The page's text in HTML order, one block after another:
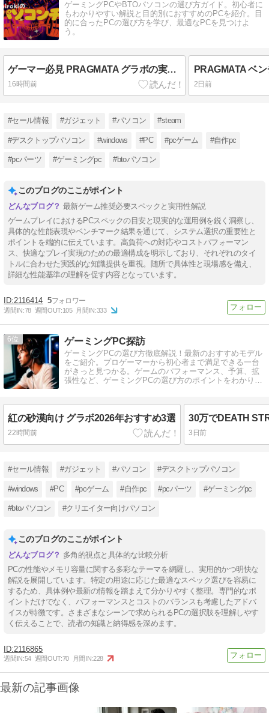
ゲーミングPCやBTOパソコンの選び方ガイド。初心者に
もわかりやすい解説と目的別におすすめのPCを紹介。目
的に合ったPCの選び方を学び、最適なPCを見つけよ
う。
ゲーマー必見 PRAGMATA グラボの実力を検証
16時間前 2日前
#セール情報 #ガジェット #パソコン #steam
#デスクトップパソコン #windows #PC #pcゲーム #自作pc
#pcパーツ #ゲーミングpc #btoパソコン
このブログのここがポイント
最新ゲーム推奨必要スペックと実用性解説
ゲームプレイにおけるPCスペックの目安と現実的な運用例を鋭く洞察し、
具体的な性能表現やベンチマーク結果を通じて、システム選択の重要性と
ポイントを端的に伝えています。高負荷への対応やコストパフォーマン
ス、快適なプレイ実現のための最適構成を明示しており、それぞれのタイ
トルに合わせた実践的な知識提供を重視。随所で具体性と現場感を備え、
詳細な性能基準の理解を促す内容となっています。
2116414 5
週間IN:78 週間OUT:105 月間IN:333
6 ゲーミングPC探訪
ゲーミングPCの選び方徹底解説！最新のおすすめモデル
をご紹介。プロゲーマーから初心者まで満足できる一台
がきっと見つかる。ゲームのパフォーマンス、予算、拡
張性など、ゲーミングPCの選び方のポイントをわかりや
紅の砂漠向け グラボ2026年おすすめ3選
22時間前 3日前
#セール情報 #ガジェット #パソコン #デスクトップパソコン
#windows #PC #pcゲーム #自作pc #pcパーツ #ゲーミングpc
#btoパソコン #クリエイター向けパソコン
このブログのここがポイント
多角的視点と具体的な比較分析
PCの性能やメモリ容量に関する多彩なテーマを網羅し、実用的かつ明快な
解説を展開しています。特定の用途に応じた最適なスペック選びを容易に
するため、具体例や最新の情報を踏まえて分かりやすく整理。専門的なポ
イントだけでなく、パフォーマンスとコストのバランスも考慮したアドバ
イスが特徴です。さまざまなシーンで求められるPCの選択肢を理解しやす
く伝えることで、読者の知識と納得感を深めます。
2116865
週間IN:54 週間OUT:70 月間IN:228
最新の記事画像